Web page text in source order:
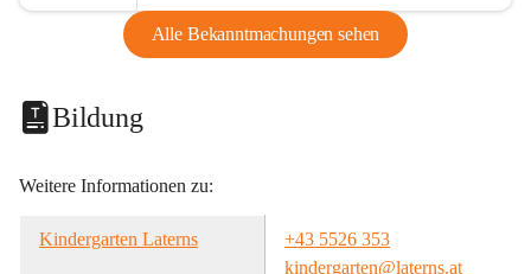
Alle Bekanntmachungen sehen
Bildung
Weitere Informationen zu:
Kindergarten Laterns
+43 5526 353
kindergarten@laterns.at